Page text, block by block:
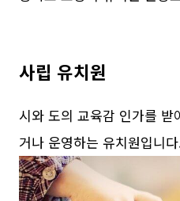
사립 유치원
시와 도의 교육감 인가를
거나 운영하는 유치원입니